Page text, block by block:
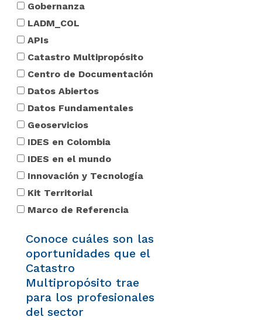
Gobernanza
LADM_COL
APIs
Catastro Multipropósito
Centro de Documentación
Datos Abiertos
Datos Fundamentales
Geoservicios
IDES en Colombia
IDES en el mundo
Innovación y Tecnología
Kit Territorial
Marco de Referencia
Conoce cuáles son las
oportunidades que el
Catastro
Multipropósito trae
para los profesionales
del sector